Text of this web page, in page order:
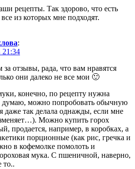
рецепты. Так здорово, что есть
из которых мне подходят.
:
21:34
отзывы, рада, что вам нравятся
они далеко не все мои 🙂
конечно, по рецепту нужна
думаю, можно попробовать обычную
даже так делала однажды, если мне
Можно купить горох
продается, например, в коробках, а
порционные (как рис, гречка и
в кофемолке помолоть и
мука. С пшеничной, наверно,
то..